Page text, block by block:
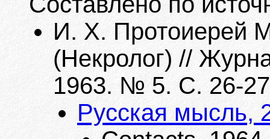
И. Х. Протоиерей
(Некролог) //
1963. № 5. С. 26-
Русская мысль,